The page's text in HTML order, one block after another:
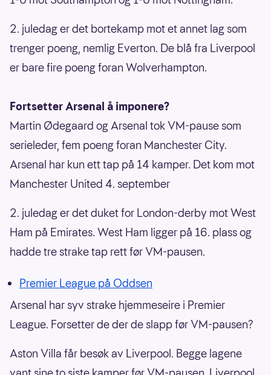
2. juledag er det bortekamp mot et annet lag som
trenger poeng, nemlig Everton. De blå fra Liverpool
er bare fire poeng foran Wolverhampton.
Fortsetter Arsenal å imponere?
Martin Ødegaard og Arsenal tok VM-pause som
serieleder, fem poeng foran Manchester City.
Arsenal har kun ett tap på 14 kamper. Det kom mot
Manchester United 4. september
2. juledag er det duket for London-derby mot West
Ham på Emirates. West Ham ligger på 16. plass og
hadde tre strake tap rett før VM-pausen.
Premier League på Oddsen
Arsenal har syv strake hjemmeseire i Premier
League. Forsetter de der de slapp før VM-pausen?
Aston Villa får besøk av Liverpool. Begge lagene